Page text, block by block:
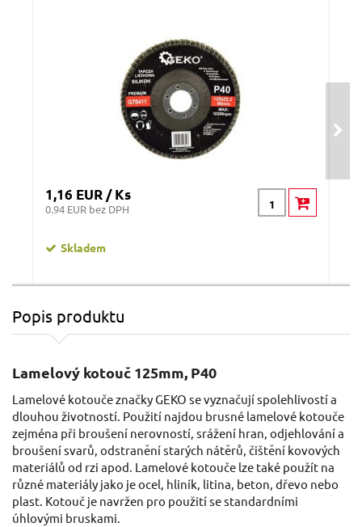
1,16 EUR / Ks
0.94 EUR bez DPH
Skladem
Lamelový kotouč 125mm, P80
Popis produktu
Lamelový kotouč 125mm, P40
Lamelové kotouče značky GEKO se vyznačují spolehlivostí a
dlouhou životností. Použití najdou brusné lamelové kotouče
zejména při broušení nerovností, srážení hran, odjehlování a
broušení svarů, odstranění starých nátěrů, čištění kovových
materiálů od rzi apod. Lamelové kotouče lze také použít na
různé materiály jako je ocel, hliník, litina, beton, dřevo nebo
plast. Kotouč je navržen pro použití se standardními
úhlovými bruskami.